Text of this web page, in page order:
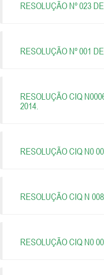
RESOLUÇÃO Nº 023
RESOLUÇÃO Nº 001
RESOLUÇÃO CIQ
2014.
RESOLUÇÃO CIQ N0
RESOLUÇÃO CIQ N
RESOLUÇÃO CIQ N0